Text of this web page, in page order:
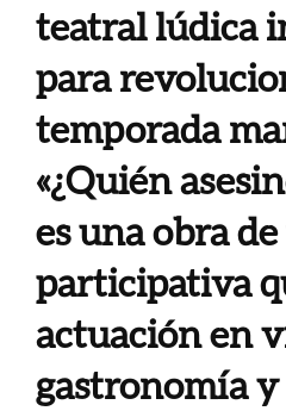
teatral lúdica
para
temporada
«¿Quién
es una obra
participativa
actuación en
gastronomía